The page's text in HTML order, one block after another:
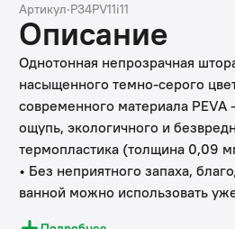
Артикул·P34PV11i11
Описание
Однотонная непрозрачная
насыщенного темно-серого
современного материала PEVA
ощупь, экологичного и
термопластика (толщина 0,09
• Без неприятного запаха,
ванной можно использовать